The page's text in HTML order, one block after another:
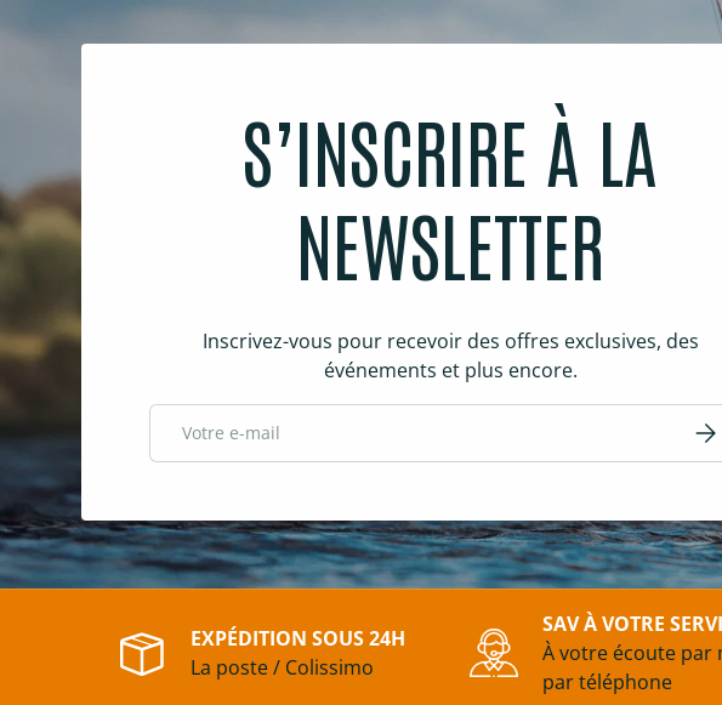
S’INSCRIRE À LA
NEWSLETTER
Inscrivez-vous pour recevoir des offres exclusives, des
événements et plus encore.
E-mail
EXPÉDITION SOUS 24H
La poste / Colissimo
SAV À VOTRE
À votre écoute par
par téléphone